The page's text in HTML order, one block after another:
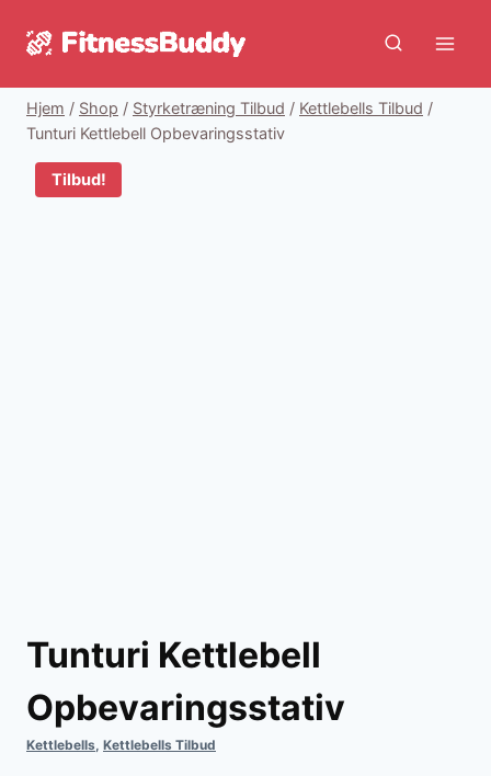
Hjem / Shop / Styrketræning Tilbud / Kettlebells Tilbud /
Tunturi Kettlebell Opbevaringsstativ
Tilbud!
Tunturi Kettlebell
Opbevaringsstativ
Kettlebells, Kettlebells Tilbud